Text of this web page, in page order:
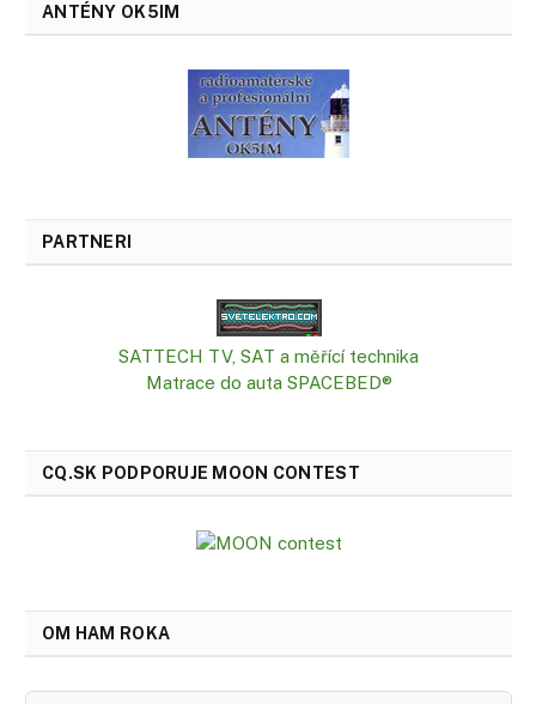
ANTÉNY OK5IM
PARTNERI
SATTECH TV, SAT a měřící technika
Matrace do auta SPACEBED®
CQ.SK PODPORUJE MOON CONTEST
OM HAM ROKA